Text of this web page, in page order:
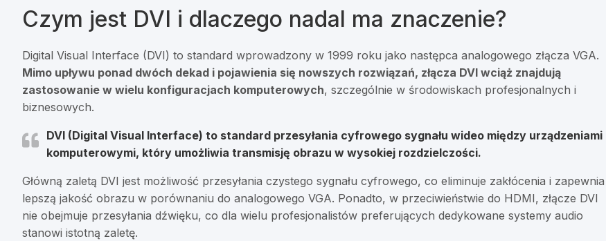
Czym jest DVI i dlaczego nadal ma znaczenie?
Digital Visual Interface (DVI) to standard wprowadzony w 1999 roku jako następca analogowego złącza VGA.
Mimo upływu ponad dwóch dekad i pojawienia się nowszych rozwiązań, złącza DVI wciąż znajdują
zastosowanie w wielu konfiguracjach komputerowych, szczególnie w środowiskach profesjonalnych i
biznesowych.
DVI (Digital Visual Interface) to standard przesyłania cyfrowego sygnału wideo między urządzeniami
komputerowymi, który umożliwia transmisję obrazu w wysokiej rozdzielczości.
Główną zaletą DVI jest możliwość przesyłania czystego sygnału cyfrowego, co eliminuje zakłócenia i zapewnia
lepszą jakość obrazu w porównaniu do analogowego VGA. Ponadto, w przeciwieństwie do HDMI, złącze DVI
nie obejmuje przesyłania dźwięku, co dla wielu profesjonalistów preferujących dedykowane systemy audio
stanowi istotną zaletę.